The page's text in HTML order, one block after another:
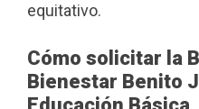
equitativo.
Cómo solicitar la
Bienestar Benito